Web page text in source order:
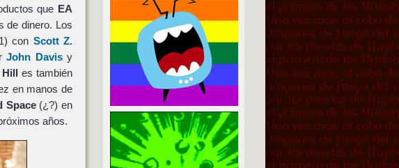
que EA
de dinero. Los
con Scott Z.
John Davisy
es también
en manos de
Space(¿?) en
años.